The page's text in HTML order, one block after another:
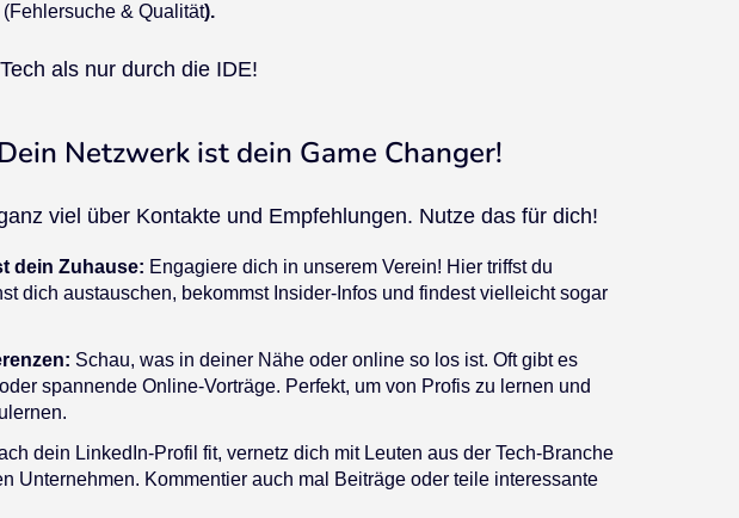
(Fehlersuche & Qualität).
als nur durch die IDE!
Netzwerk ist dein Game Changer!
viel über Kontakte und Empfehlungen. Nutze das für dich!
dein Zuhause: Engagiere dich in unserem Verein! Hier triffst du
dich austauschen, bekommst Insider-Infos und findest vielleicht sogar
Schau, was in deiner Nähe oder online so los ist. Oft gibt es
spannende Online-Vorträge. Perfekt, um von Profis zu lernen und
dein LinkedIn-Profil fit, vernetz dich mit Leuten aus der Tech-Branche
Unternehmen. Kommentier auch mal Beiträge oder teile interessante